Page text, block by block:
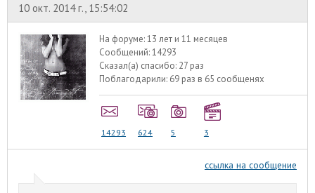
10 окт. 2014 г., 15:54:02
На форуме:13 лет и 11 месяцев
Сообщений:14293
Сказал(а) спасибо: 27 раз
Поблагодарили: 69 раз в 65 сообщенях
14293 624 5 3
ссылка на сообщение